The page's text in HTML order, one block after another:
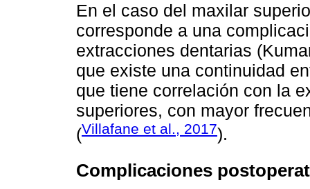
En el caso del maxilar
corresponde a una
extracciones dentarias
que existe una continuidad
que tiene correlación con la
superiores, con mayor
(Villafane et al., 2017).
Complicaciones